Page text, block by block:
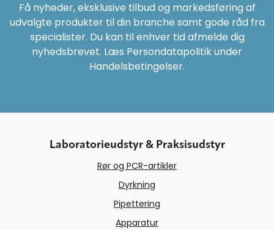
Få nyheder, eksklusive tilbud og markedsføring af
udvalgte produkter til din branche samt gode råd fra
specialister. Du kan til enhver tid afmelde dig
nyhedsbrevet. Læs Persondatapolitik under
Handelsbetingelser.
Laboratorieudstyr & Praksisudstyr
Rør og PCR-artikler
Dyrkning
Pipettering
Apparatur